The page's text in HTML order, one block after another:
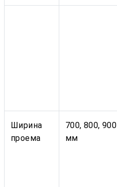
Ширина
проема
700, 800, 900
мм